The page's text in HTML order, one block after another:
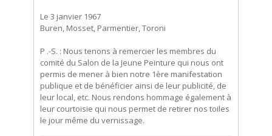
Le 3 janvier 1967
Buren, Mosset, Parmentier, Toroni
P .-S. : Nous tenons à remercier les membres du
comité du Salon de la Jeune Peinture qui nous ont
permis de mener à bien notre 1ère manifestation
publique et de bénéficier ainsi de leur publicité, de
leur local, etc. Nous rendons hommage également à
leur courtoisie qui nous permet de retirer nos toiles
le jour même du vernissage.